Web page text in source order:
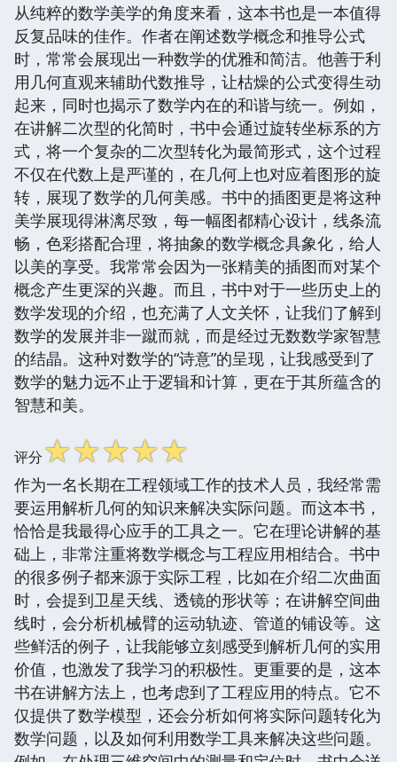
从纯粹的数学美学的角度来看，这本书也是一本值得
反复品味的佳作。作者在阐述数学概念和推导公式
时，常常会展现出一种数学的优雅和简洁。他善于利
用几何直观来辅助代数推导，让枯燥的公式变得生动
起来，同时也揭示了数学内在的和谐与统一。例如，
在讲解二次型的化简时，书中会通过旋转坐标系的方
式，将一个复杂的二次型转化为最简形式，这个过程
不仅在代数上是严谨的，在几何上也对应着图形的旋
转，展现了数学的几何美感。书中的插图更是将这种
美学展现得淋漓尽致，每一幅图都精心设计，线条流
畅，色彩搭配合理，将抽象的数学概念具象化，给人
以美的享受。我常常会因为一张精美的插图而对某个
概念产生更深的兴趣。而且，书中对于一些历史上的
数学发现的介绍，也充满了人文关怀，让我们了解到
数学的发展并非一蹴而就，而是经过无数数学家智慧
的结晶。这种对数学的“诗意”的呈现，让我感受到了
数学的魅力远不止于逻辑和计算，更在于其所蕴含的
智慧和美。
评分☆☆☆☆☆
作为一名长期在工程领域工作的技术人员，我经常需
要运用解析几何的知识来解决实际问题。而这本书，
恰恰是我最得心应手的工具之一。它在理论讲解的基
础上，非常注重将数学概念与工程应用相结合。书中
的很多例子都来源于实际工程，比如在介绍二次曲面
时，会提到卫星天线、透镜的形状等；在讲解空间曲
线时，会分析机械臂的运动轨迹、管道的铺设等。这
些鲜活的例子，让我能够立刻感受到解析几何的实用
价值，也激发了我学习的积极性。更重要的是，这本
书在讲解方法上，也考虑到了工程应用的特点。它不
仅提供了数学模型，还会分析如何将实际问题转化为
数学问题，以及如何利用数学工具来解决这些问题。